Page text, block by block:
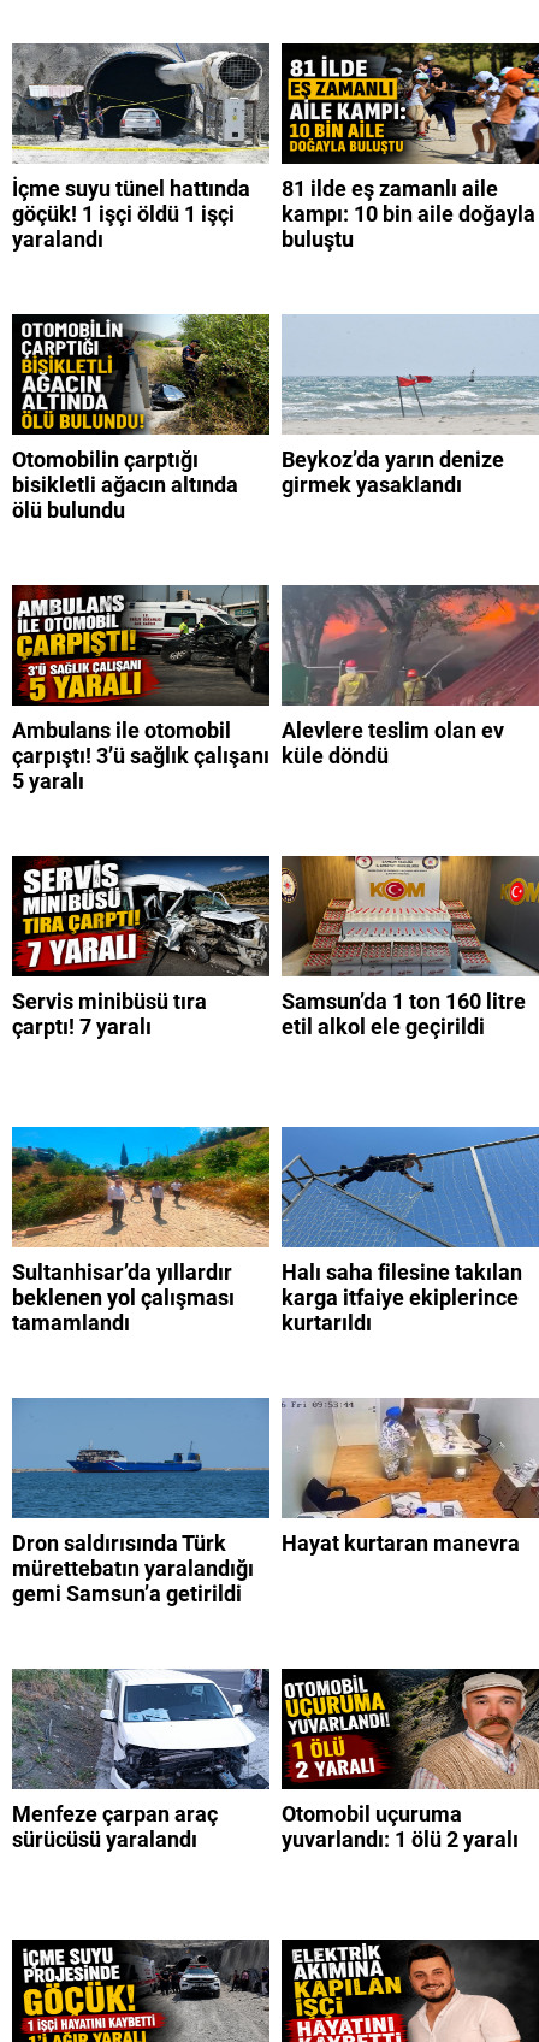
İçme suyu tünel hattında
göçük! 1 işçi öldü 1 işçi
yaralandı
81 ilde eş zamanlı aile
kampı: 10 bin aile doğayla
buluştu
Otomobilin çarptığı
bisikletli ağacın altında
ölü bulundu
Beykoz’da yarın denize
girmek yasaklandı
Ambulans ile otomobil
çarpıştı! 3’ü sağlık çalışanı
5 yaralı
Alevlere teslim olan ev
küle döndü
Servis minibüsü tıra
çarptı! 7 yaralı
Samsun’da 1 ton 160 litre
etil alkol ele geçirildi
Sultanhisar’da yıllardır
beklenen yol çalışması
tamamlandı
Halı saha filesine takılan
karga itfaiye ekiplerince
kurtarıldı
Dron saldırısında Türk
mürettebatın yaralandığı
gemi Samsun’a getirildi
Hayat kurtaran manevra
Menfeze çarpan araç
sürücüsü yaralandı
Otomobil uçuruma
yuvarlandı: 1 ölü 2 yaralı